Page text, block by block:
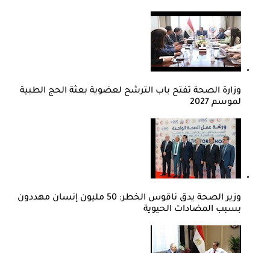
وزارة الصحة تفتح باب الترشح لعضوية بعثة الحج الطبية
لموسم 2027
وزير الصحة يدق ناقوس الخطر: 50 مليون إنسان مهددون
بسبب المضادات الحيوية